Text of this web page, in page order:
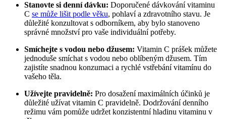
Stanovte si denní dávku: Doporučené dávkování vitaminu
C se může lišit podle věku, pohlaví a zdravotního stavu. Je
důležité konzultovat s odborníkem, aby bylo stanoveno
správné množství pro vaše individuální potřeby.
Smíchejte s vodou nebo džusem: Vitamin C prášek můžete
jednoduše smíchat s vodou nebo oblíbeným džusem. Tím
zajistíte snadnou konzumaci a rychlé vstřebání vitamínu do
vašeho těla.
Užívejte pravidelně: Pro dosažení maximálních účinků je
důležité užívat vitamin C pravidelně. Dodržování denního
režimu vám pomůže udržet konzistentní hladinu vitaminu v